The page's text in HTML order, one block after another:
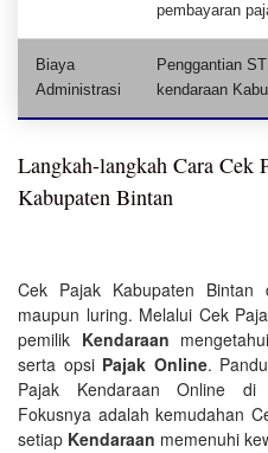
pembayaran
Biaya
Administrasi
Penggantian
kendaraan
Langkah-langkah Cara Cek
Kabupaten Bintan
Cek Pajak Kabupaten Bintan
maupun luring. Melalui Cek
pemilik Kendaraan
serta opsi Pajak Online.
Pajak Kendaraan Online di
Fokusnya adalah kemudahan
setiap Kendaraan memenuhi